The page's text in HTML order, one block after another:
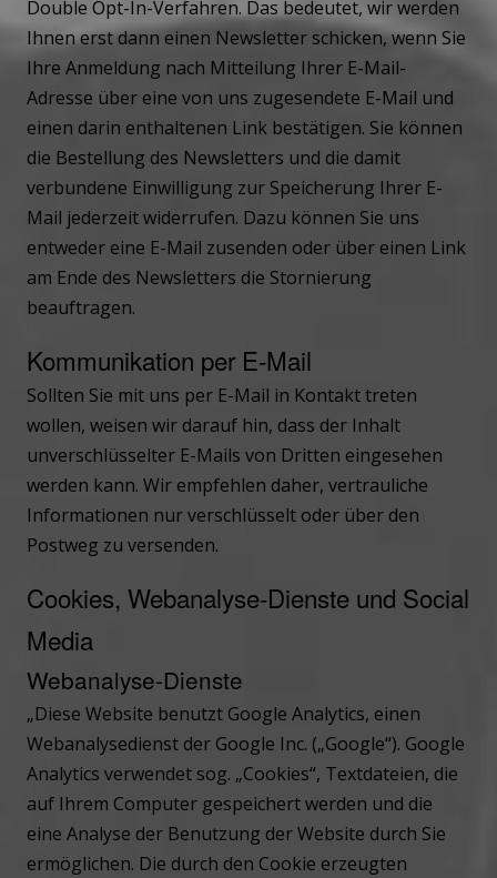
Double Opt-In-Verfahren. Das bedeutet, wir werden
Ihnen erst dann einen Newsletter schicken, wenn Sie
Ihre Anmeldung nach Mitteilung Ihrer E-Mail-
Adresse über eine von uns zugesendete E-Mail und
einen darin enthaltenen Link bestätigen. Sie können
die Bestellung des Newsletters und die damit
verbundene Einwilligung zur Speicherung Ihrer E-
Mail jederzeit widerrufen. Dazu können Sie uns
entweder eine E-Mail zusenden oder über einen Link
am Ende des Newsletters die Stornierung
beauftragen.
Kommunikation per E-Mail
Sollten Sie mit uns per E-Mail in Kontakt treten
wollen, weisen wir darauf hin, dass der Inhalt
unverschlüsselter E-Mails von Dritten eingesehen
werden kann. Wir empfehlen daher, vertrauliche
Informationen nur verschlüsselt oder über den
Postweg zu versenden.
Cookies, Webanalyse-Dienste und Social
Media
Webanalyse-Dienste
„Diese Website benutzt Google Analytics, einen
Webanalysedienst der Google Inc. („Google“). Google
Analytics verwendet sog. „Cookies“, Textdateien, die
auf Ihrem Computer gespeichert werden und die
eine Analyse der Benutzung der Website durch Sie
ermöglichen. Die durch den Cookie erzeugten